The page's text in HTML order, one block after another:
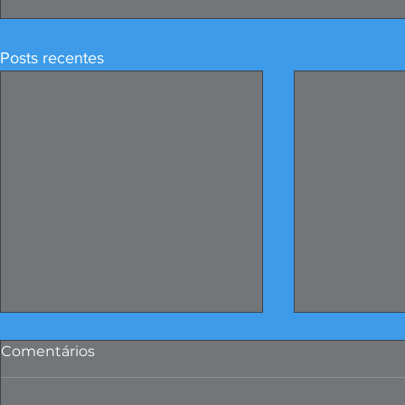
Posts recentes
Comentários